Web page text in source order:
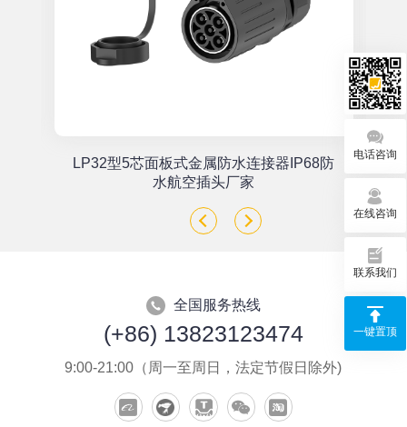
LP32型5芯面板式金属防水连接器IP68防
水航空插头厂家
全国服务热线
(+86) 13823123474
9:00-21:00（周一至周日，法定节假日除外)
电话咨询
在线咨询
联系我们
一键置顶